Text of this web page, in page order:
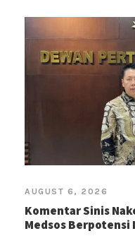
AUGUST 6, 2026
Komentar Sinis
Medsos Berpotensi